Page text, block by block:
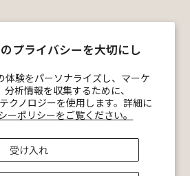
プライバシーを大切にし
体験をパーソナライズし、マーケ
析情報を収集するために、
クノロジーを使用します。詳細に
ーポリシーをご覧ください。
受け入れ